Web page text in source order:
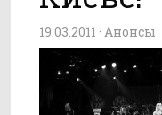
19.03.2011 · Анонсы